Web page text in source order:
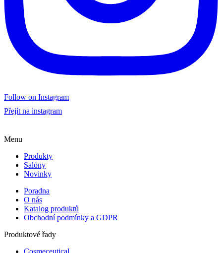
Follow on Instagram
Přejít na instagram
Menu
Produkty
Salóny
Novinky
Poradna
O nás
Katalog produktů
Obchodní podmínky a GDPR
Produktové řady